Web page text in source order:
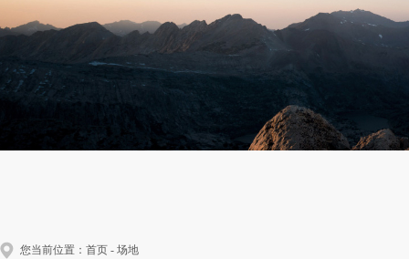
您当前位置： 首页 - 场地